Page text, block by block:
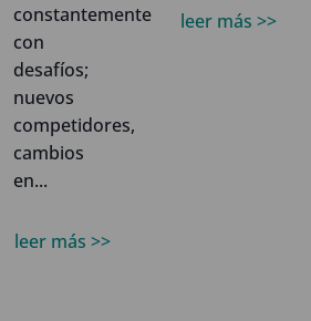
constantemente
con
desafíos;
nuevos
competidores,
cambios
en...
leer más >>
leer más >>